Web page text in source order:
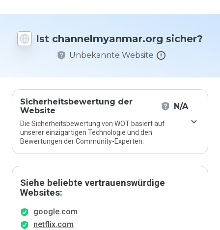
Ist channelmyanmar.org sicher?
Unbekannte Website
Sicherheitsbewertung der
Website
N/A
Die Sicherheitsbewertung von WOT basiert auf
unserer einzigartigen Technologie und den
Bewertungen der Community-Experten.
Siehe beliebte vertrauenswürdige
Websites:
google.com
netflix.com
Website
Skala von
1 bis 5
bewerten?